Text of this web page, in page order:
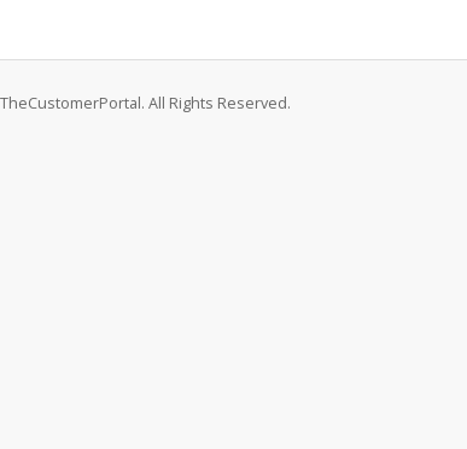
All Rights Reserved.